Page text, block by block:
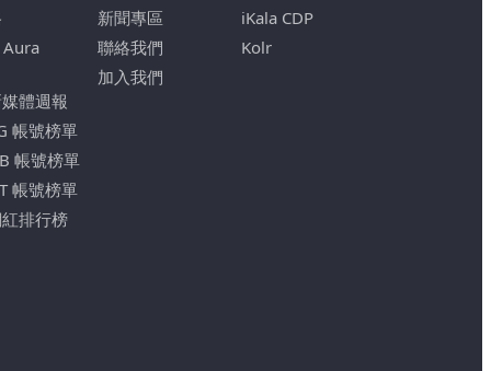
體週報
帳號榜單
帳號榜單
帳號榜單
排行榜
新聞專區
聯絡我們
加入我們
iKala CDP
Kolr